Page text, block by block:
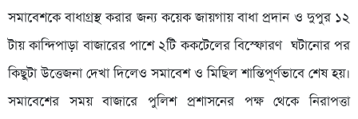
সমাবেশকে বাধাগ্রস্থ করার জন্য কয়েক জায়গায় বাধা প্রদান ও দুপুর ১২
টায় কান্দিপাড়া বাজারের পাশে ২টি ককটেলের বিস্ফোরণ ঘটানোর পর
কিছুটা উত্তেজনা দেখা দিলেও সমাবেশ ও মিছিল শান্তিপূর্ণভাবে শেষ হয়।
সমাবেশের সময় বাজারে পুলিশ প্রশাসনের পক্ষ থেকে নিরাপত্তা